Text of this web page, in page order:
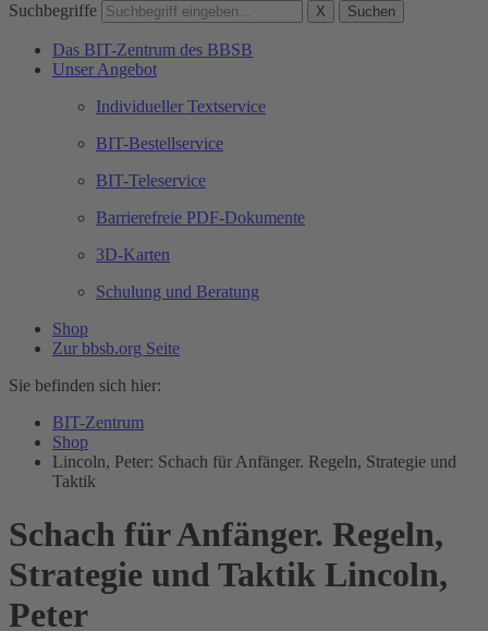
Suchbegriffe X Suchen
Das BIT-Zentrum des BBSB
Unser Angebot
Individueller Textservice
BIT-Bestellservice
BIT-Teleservice
Barrierefreie PDF-Dokumente
3D-Karten
Schulung und Beratung
Shop
Zur bbsb.org Seite
Sie befinden sich hier:
BIT-Zentrum
Shop
Lincoln, Peter: Schach für Anfänger. Regeln, Strategie und
Taktik
Schach für Anfänger. Regeln,
Strategie und Taktik Lincoln,
Peter